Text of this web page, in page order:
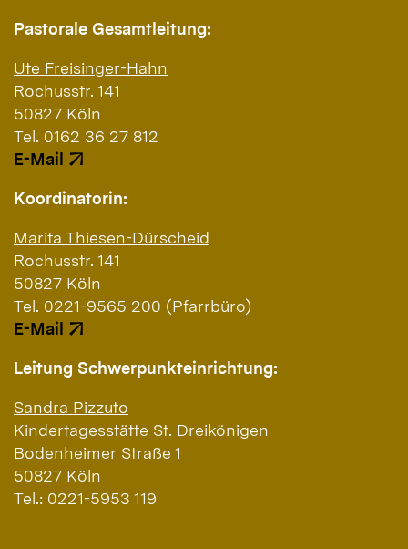
Pastorale Gesamtleitung:
Ute Freisinger-Hahn
Rochusstr. 141
50827 Köln
Tel. 0162 36 27 812
E-Mail
Koordinatorin:
Marita Thiesen-Dürscheid
Rochusstr. 141
50827 Köln
Tel. 0221-9565 200 (Pfarrbüro)
E-Mail
Leitung Schwerpunkteinrichtung:
Sandra Pizzuto
Kindertagesstätte St. Dreikönigen
Bodenheimer Straße 1
50827 Köln
Tel.: 0221-5953 119